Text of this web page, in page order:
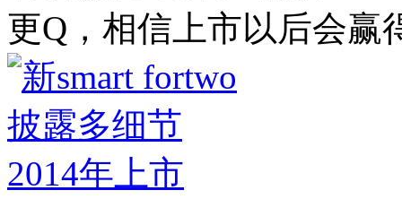
更Q，相信上市以后会赢